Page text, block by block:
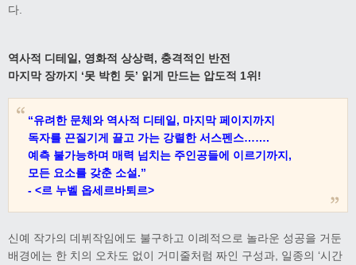
다.
역사적 디테일, 영화적 상상력, 충격적인 반전
마지막 장까지 ‘못 박힌 듯’ 읽게 만드는 압도적 1위!
“유려한 문체와 역사적 디테일, 마지막 페이지까지
독자를 끈질기게 끌고 가는 강렬한 서스펜스…….
예측 불가능하며 매력 넘치는 주인공들에 이르기까지,
모든 요소를 갖춘 소설.”
- <르 누벨 옵세르바퇴르>
신예 작가의 데뷔작임에도 불구하고 이례적으로 놀라운 성공을 거둔
배경에는 한 치의 오차도 없이 거미줄처럼 짜인 구성과, 일종의 ‘시간